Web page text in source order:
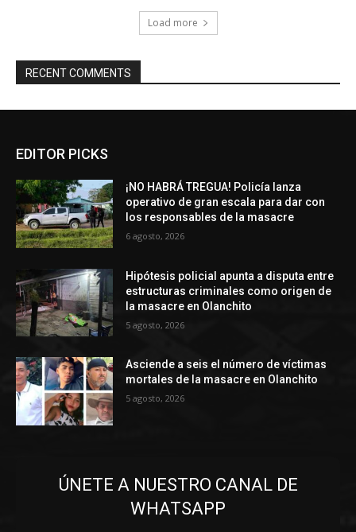
Load more
RECENT COMMENTS
EDITOR PICKS
¡NO HABRÁ TREGUA! Policía lanza
operativo de gran escala para dar con
los responsables de la masacre
6 agosto, 2026
Hipótesis policial apunta a disputa entre
estructuras criminales como origen de
la masacre en Olanchito
5 agosto, 2026
Asciende a seis el número de víctimas
mortales de la masacre en Olanchito
5 agosto, 2026
ÚNETE A NUESTRO CANAL DE
WHATSAPP